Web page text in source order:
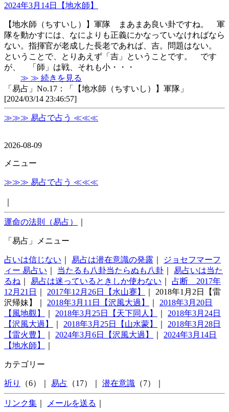
2024年3月14日【地水師】
【地水師（ちすいし）】軍隊 まあまあ良い卦ですね。 軍
隊を動かすには、なによりも正義にかなっていなければなら
ない。指揮官が老成した長老であれば、吉。問題はない。
ということで、とりあえず「吉」ということです。 です
が、 「師」は戦、それも小・・・
≫ ≫ 続きを見る
「易占」No.17：「【地水師（ちすいし）】軍隊」
[2024/03/14 23:46:57]
≫≫≫ 易占で占う ≪≪≪
2026-08-09
メニュー
≫≫≫ 易占で占う ≪≪≪
運命の法則（易占）
「易占」メニュー
占いは信じない 易占は潜在意識の発露
ジョセフマーフ
ィー 易占い
当たるも八卦当たらぬも八卦
易占いは当た
るね
易占は迷っているときしか使わない
占断 2017年
12月21日
2017年12月26日【水山蹇】
｜ 2018年1月2日【雷
沢帰妹】｜ 2018年3月11日【沢風大過】
2018年3月20日
【風地觀】
2018年3月25日【天下同人】
2018年3月24日
【沢風大過】
2018年3月25日【山水蒙】
2018年3月28日
【雷火豊】
2024年3月6日【沢風大過】
2024年3月14日
【地水師】
カテゴリー
祈り （6）｜ 易占 （17）｜ 潜在意識 （7）｜
リンク集 メールを送る